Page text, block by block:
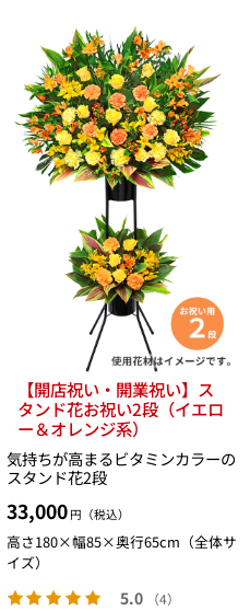
【開店祝い・開業祝い】ス
タンド花お祝い2段（イエロ
ー＆オレンジ系）
気持ちが高まるビタミンカラーの
スタンド花2段
33,000 円（税込）
高さ180×幅85×奥行65cm（全体サ
イズ）
5.0 （4）